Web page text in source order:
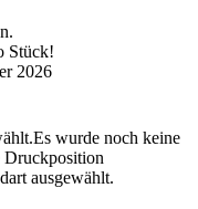
Stück!
2026
Es wurde noch keine
Druckposition
ausgewählt.